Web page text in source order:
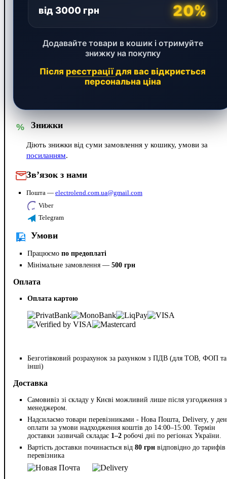
від 3000 грн 20%
Додавайте товари в кошик і отримуйте
знижку на покупку
Після реєстраціїдля вас відкриється
персональна ціна
% Знижки
Діють знижки від суми замовлення у кошику, умови за
посиланням.
Зв’язок з нами
Пошта — electrolend.com.ua@gmail.com
Viber
Telegram
Умови
Працюємо по предоплаті
Мінімальне замовлення — 500 грн
Оплата
Оплата картою
Безготівковий розрахунок за рахунком з ПДВ (для ТОВ, ФОП та
інші)
Доставка
Самовивіз зі складу у Києві можливий лише після узгодження з
менеджером.
Надсилаємо товари перевізниками - Нова Пошта, Delivery, у
оплати за умови надходження коштів до 14:00–15:00. Термін
доставки зазвичай складає 1–2 робочі дні по регіонах України.
Вартість доставки починається від 80 грн відповідно до тарифів
перевізника